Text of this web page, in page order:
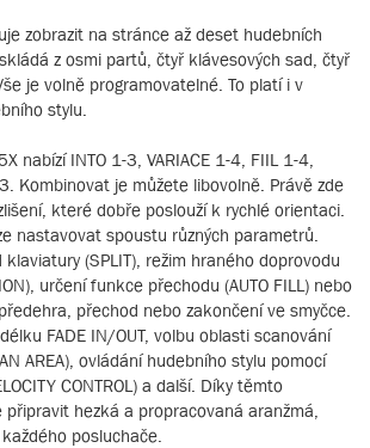
zobrazit na stránce až deset hudebních
z osmi partů, čtyř klávesových sad, čtyř
je volně programovatelné. To platí i v
stylu.
nabízí INTO 1-3, VARIACE 1-4, FIIL 1-4,
Kombinovat je můžete libovolně. Právě zde
které dobře poslouží k rychlé orientaci.
nastavovat spoustu různých parametrů.
(SPLIT), režim hraného doprovodu
určení funkce přechodu (AUTO FILL) nebo
přechod nebo zakončení ve smyčce.
FADE IN/OUT, volbu oblasti scanování
AREA), ovládání hudebního stylu pomocí
CONTROL) a další. Díky těmto
hezká a propracovaná aranžmá,
posluchače.